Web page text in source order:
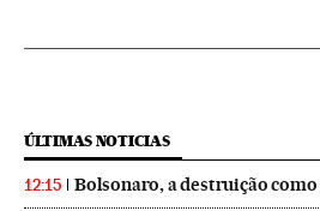
ÚLTIMAS NOTICIAS
12:15 Bolsonaro, a destruição